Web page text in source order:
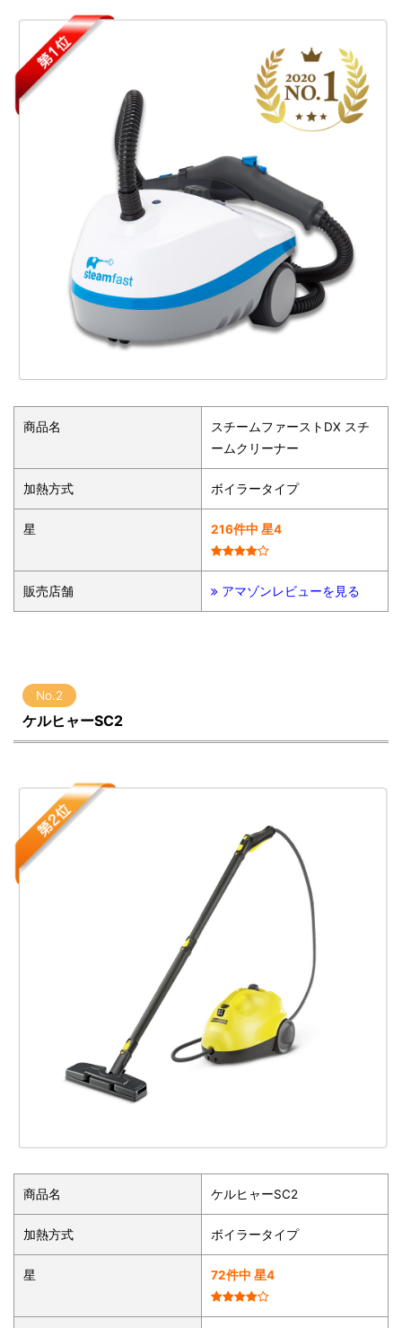
商品名
スチームファーストDX スチ
ームクリーナー
加熱方式 ボイラータイプ
星 216件中 星4
販売店舗 アマゾンレビューを見る
No.2
ケルヒャーSC2
商品名 ケルヒャーSC2
加熱方式 ボイラータイプ
星 72件中 星4